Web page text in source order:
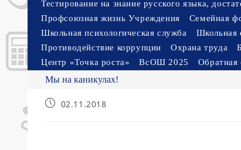
Тестирование на знание русского языка,
Профсоюзная жизнь Учреждения
Семейная
Школьная психологическая служба
Школьная
Противодействие коррупции
Охрана труда
Центр «Точка роста»
ВсОШ 2025 Обратная
Мы на каникулах!
Запись02.11.2018